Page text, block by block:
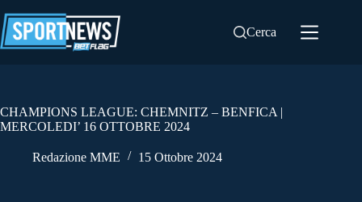
al
contenuto
Cerca
CHAMPIONS LEAGUE: CHEMNITZ – BENFICA |
MERCOLEDI’ 16 OTTOBRE 2024
Redazione MME 15 Ottobre 2024